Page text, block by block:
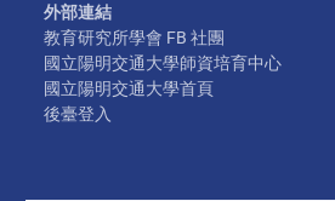
外部連結
教育研究所學會 FB 社團
國立陽明交通大學師資培育中心
國立陽明交通大學首頁
後臺登入